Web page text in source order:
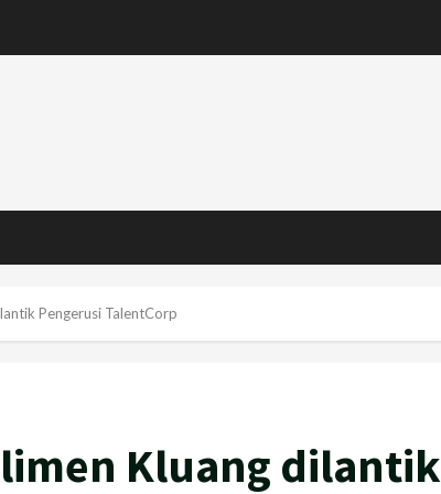
Pengerusi TalentCorp
Kluang dilantik